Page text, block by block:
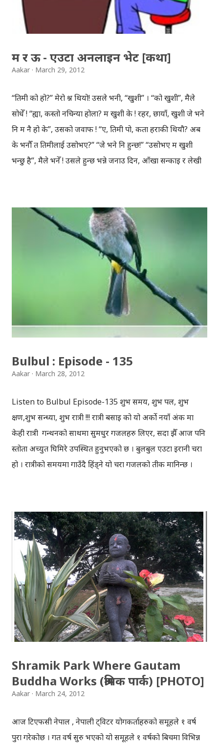
म र ऊ - एउटा अनलाइन भेट [कथा]
Aakar March 29, 2012
“तिमी को हो?” मेरो प्रश्न थियो! उसले भनी, “खुशी” । “को खुशी”, मैले
सोधेँ ! “ह्या, कस्तो नचिन्या होला? म खुशी के ! रहर, छायाँ, खुशी जे भने
नि म नै हो के”, उसको जवाफ ! “ए, तिमी पो, कता हराकी थियौ? अब
के भनौँ त तिमीलाई उसोभए?” “जे भने नि हुन्छ!” “उसोभए म खुशी
भन्छु है”, मैले भनेँ ! उसले हुन्छ भन्ने जनाउ दिन, आँखा सन्काइ र लेखी
गरिएको थियो । ट्विटरमा नाम परिवर्तन गरिरहने ऊसँग ट्विटरमा
आक्कल झुक्कल कुरा गरिने भएपनि उनको ‘म्यासेज’ पहिलोपल्ट
च्याटमा अकस्मात आइपुगेको थियो ! म उनको बारेमा प्रस्ट हुन
सकिरहेको थिँइन ! अत: फेरि सोधेँ, “यो खुशी को हो?” मेरो प्रश्नले, उसले
आफू दुखित भएको जनाउ दिन लेखी “:(” “हैन किन यति रिङ्ग्याएको
मलाई”, मैले सोधेँ । “नाम मे क्या रखा है? ;)”, उसको जवाफ ! “नाममा
धेरै कुरा राख्या छ हजुर, चिन्नु त पर्यो नि, आफू कोसँग कुरा गर्दैछु भनेर”,
मैले भनेँ ! “पिक द नेम, तिम्लाई जुन मन पर्छ त्यही राख”, उसले मलाई
Bulbul : Episode - 135
Aakar March 28, 2012
Listen to Bulbul Episode-135 शुभ समय, शुभ पल, शुभ
क्षण,शुभ सन्ध्या, शुभ रात्री !!! रात्री बसाइ को यो अर्को नयाँ अंक मा
केही रात्री गन्थनको साथमा सुमधुर गजलहरु लिएर, सदा झैँ आज पनि
प्रस्तोता अच्युत घिमिरे उपस्थित हुनुभएको छ । बुलबुल एउटा इरानी चरा
हो । रात्रीको समयमा गाउँदै हिंड्‍ने यो चरा गजलको प्रतीक मानिन्छ ।
यसको उपस्थिति रहन्छ । प्रेम, विरह, उत्साह, उमंग अनि थुप्रै मनका
संवेगहरु बुलबुलले समेट्‍छ । बुलबुल सुन्न थालेपछि हामी सबै एउटा
समूहमा समेटिन्छौं र बुलबुल भित्र आफैंले आफ्‍नो नाम दिन्छौं -
बुलबुललियन । हामी यहाँ एकाकार भएर लाग्छौं, गजलको भावनात्मक
सहवासमा । " एउटा प्रेमको बिरुवा हामी रोप्छौं.....युग युग सम्म लगाएर यो
प्रीतलाई अमर गर्छौँ।" Bulbul is a Radio Program (a gajal
program). Thanks to BULBUL Team for bringing
such a wonderful program.You can directly send your
suggestion, comments & even your gajal to: bulbu...
Shramik Park Where Gautam
Buddha Works (श्रमिक पार्क) [PHOTO]
Aakar March 24, 2012
आज टिएफसी नेपाल , नेपाली ट्विटर प्रयोगकर्ताहरुको समूहले १ वर्ष
पुरा गरेकोछ । गत वर्ष सुरु भएको यो समूहले १ वर्षको बिचमा विभिन्न